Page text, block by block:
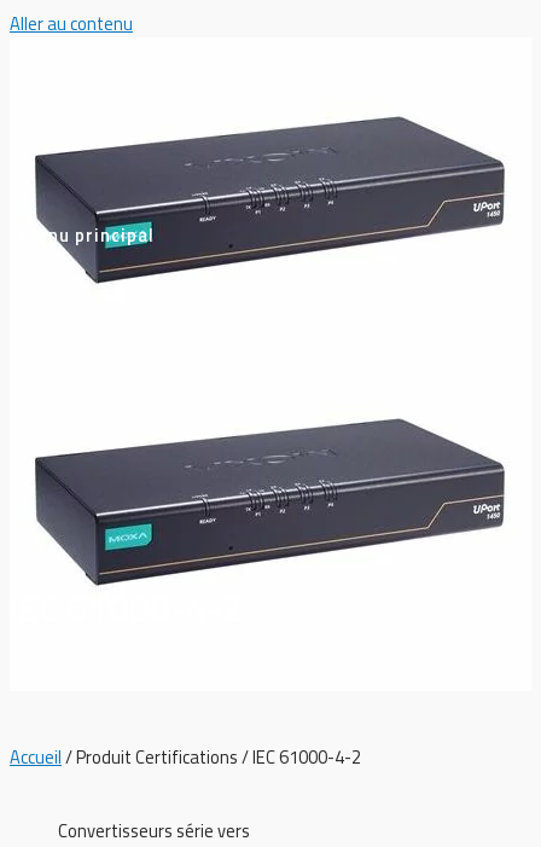
Aller au contenu
Menu principal
Accueil/ Produit Certifications / IEC 61000-4-2
Convertisseurs série vers